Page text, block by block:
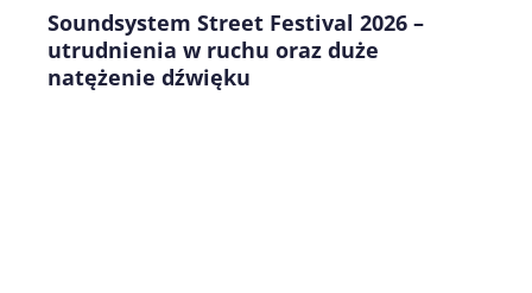
Soundsystem Street Festival 2026 –
utrudnienia w ruchu oraz duże
natężenie dźwięku